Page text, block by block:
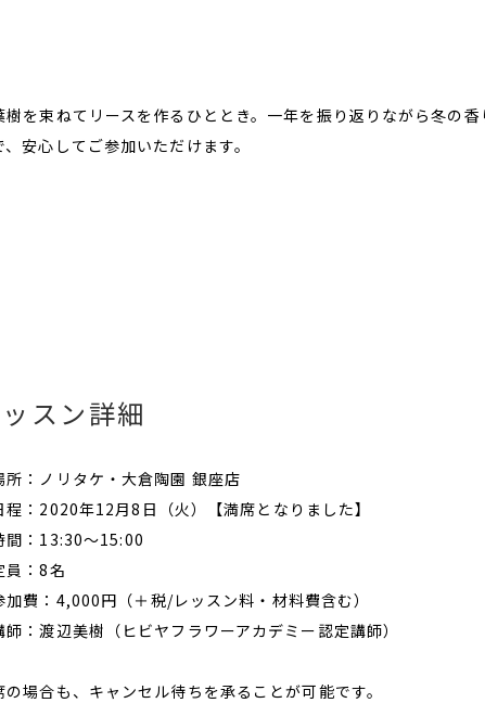
樹を束ねてリースを作るひととき。一年を振り返りながら冬の
、安心してご参加いただけます。
スン詳細
：ノリタケ・大倉陶園 銀座店
：2020年12月8日（火）【満席となりました】
：13:30～15:00
：8名
費：4,000円（＋税/レッスン料・材料費含む）
：渡辺美樹（ヒビヤフラワーアカデミー認定講師）
の場合も、キャンセル待ちを承ることが可能です。